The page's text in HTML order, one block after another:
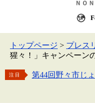
トップページ > プレス
猩々！」キャンペーン
注目
第44回野々市じ